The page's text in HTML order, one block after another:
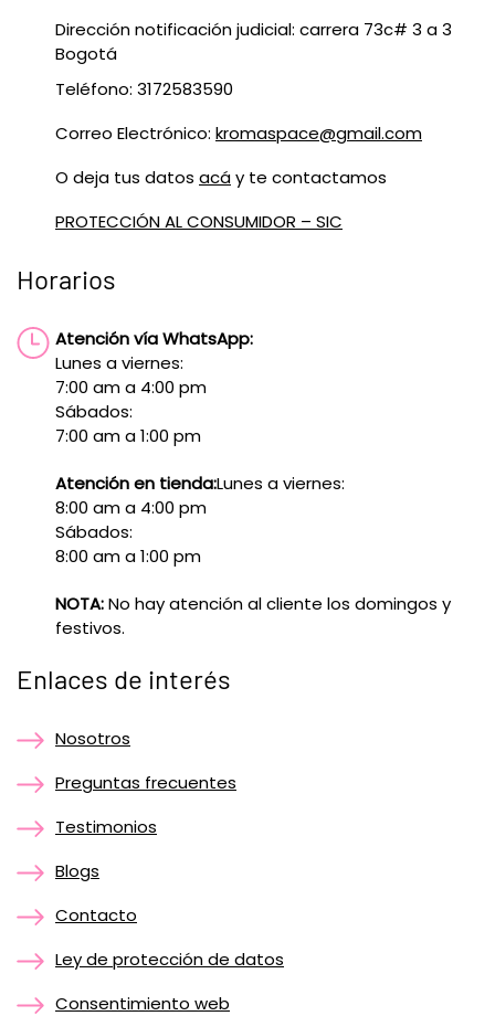
Dirección notificación judicial: carrera 73c# 3 a 3
Bogotá
Teléfono: 3172583590
Correo Electrónico: kromaspace@gmail.com
O deja tus datos acáy te contactamos
PROTECCIÓN AL CONSUMIDOR – SIC
Horarios
Atención vía WhatsApp:
Lunes a viernes:
7:00 am a 4:00 pm
Sábados:
7:00 am a 1:00 pm
Atención en tienda:Lunes a viernes:
8:00 am a 4:00 pm
Sábados:
8:00 am a 1:00 pm
NOTA:No hay atención al cliente los domingos y
festivos.
Enlaces de interés
Nosotros
Preguntas frecuentes
Testimonios
Blogs
Contacto
Ley de protección de datos
Consentimiento web